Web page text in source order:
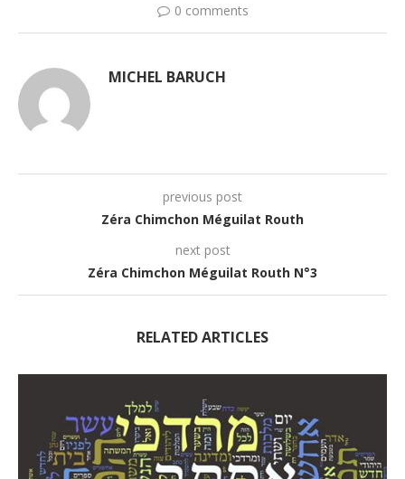
0 comments
MICHEL BARUCH
previous post
Zéra Chimchon Méguilat Routh
next post
Zéra Chimchon Méguilat Routh N°3
RELATED ARTICLES